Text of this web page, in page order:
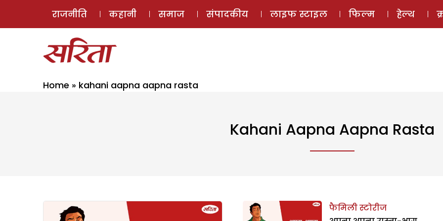
ई-मैगज़ीन
राजनीति कहानी समाज संपादकीय लाइफ स्टाइल फिल्म हेल्थ
Home » kahani aapna aapna rasta
Kahani Aapna Aapna Rasta
फैमिली स्टोरीज